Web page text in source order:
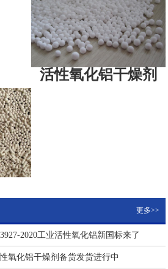
活性氧化铝干燥剂
更多>>
2020工业活性氧化铝新国标来了
氧化铝干燥剂备货发货进行中